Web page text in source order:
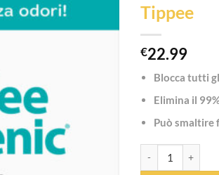
Tippee
€22.99
Blocca tutti
Elimina il
Può smaltire